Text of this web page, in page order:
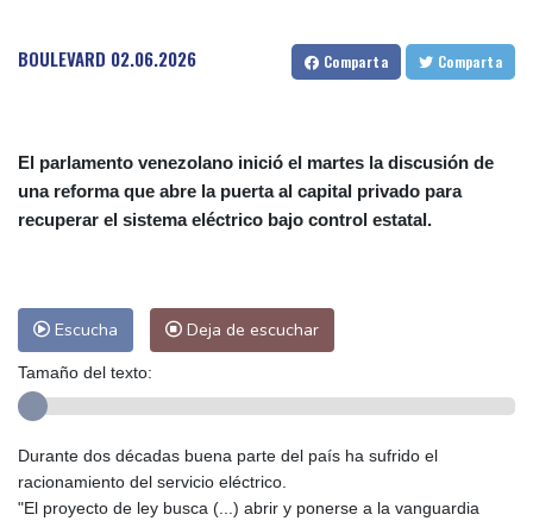
BOULEVARD 02.06.2026 Comparta Comparta
El parlamento venezolano inició el martes la discusión de
una reforma que abre la puerta al capital privado para
recuperar el sistema eléctrico bajo control estatal.
Escucha Deja de escuchar
Tamaño del texto:
Durante dos décadas buena parte del país ha sufrido el
racionamiento del servicio eléctrico.
"El proyecto de ley busca (...) abrir y ponerse a la vanguardia